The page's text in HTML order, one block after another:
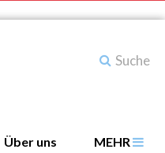
Über uns MEHR